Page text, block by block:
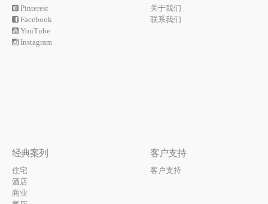
Pinterest
Facebook
YouTube
Instagram
关于我们
联系我们
经典案列
住宅
酒店
商业
客户支持
客户支持